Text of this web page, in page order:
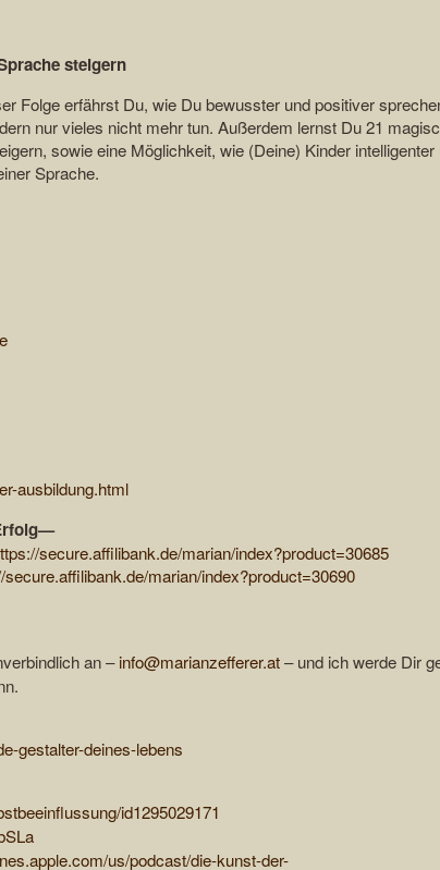
steigern
Folge erfährst Du, wie Du bewusster und positiver
nur vieles nicht mehr tun. Außerdem lernst Du 21
sowie eine Möglichkeit, wie (Deine) Kinder intelligenter
Sprache.
ausbildung.html
secure.affilibank.de/marian/index?product=30685
secure.affilibank.de/marian/index?product=30690
an –info@marianzefferer.at– und ich werde Dir
gestalter-deines-lebens
id1295029171
us/podcast/die-kunst-der-